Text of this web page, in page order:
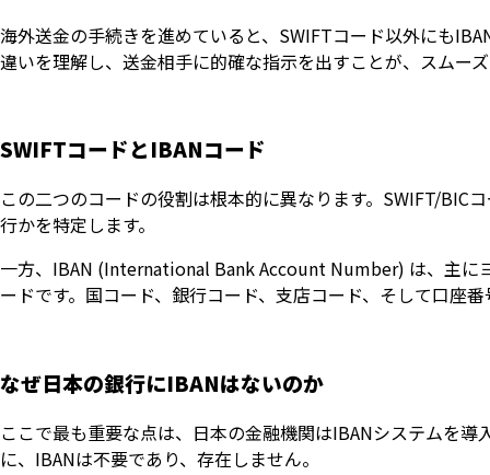
海外送金の手続きを進めていると、SWIFTコード以外にも
違いを理解し、送金相手に的確な指示を出すことが、スムー
SWIFTコードとIBANコード
この二つのコードの役割は根本的に異なります。SWIFT/BIC
行かを特定します。
一方、IBAN (International Bank Account Number) は、主に
ードです。国コード、銀行コード、支店コード、そして口座
なぜ日本の銀行にIBANはないのか
ここで最も重要な点は、日本の金融機関はIBANシステムを
に、IBANは不要であり、存在しません。